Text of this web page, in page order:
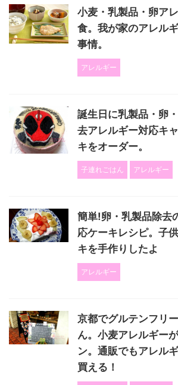
小麦・乳製品・卵ア
食。我が家のアレル
事情。
アレルギー
誕生日に乳製品・卵
去アレルギー対応キ
キをオーダー。
子連れごはん アレルギー
簡単!卵・乳製品除去
応ケーキレシピ。子
キを手作りしたよ
アレルギー
京都でグルテンフリ
ん。小麦アレルギー
ン。通販でもアレル
買える！